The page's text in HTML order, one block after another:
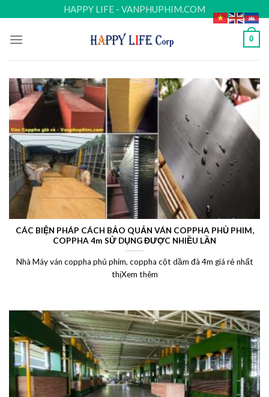
to
content
HAPPY LIFE - VANPHUPHIM.COM
0
CÁC BIỆN PHÁP CÁCH BẢO QUẢN VÁN COPPHA PHỦ PHIM,
COPPHA 4m SỬ DỤNG ĐƯỢC NHIỀU LẦN
Nhà Máy ván coppha phủ phim, coppha cột dầm đà 4m giá rẻ nhất
thịXem thêm